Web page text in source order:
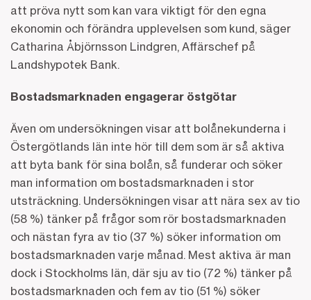
att pröva nytt som kan vara viktigt för den egna
ekonomin och förändra upplevelsen som kund, säger
Catharina Åbjörnsson Lindgren, Affärschef på
Landshypotek Bank.
Bostadsmarknaden engagerar östgötar
Även om undersökningen visar att bolånekunderna i
Östergötlands län inte hör till dem som är så aktiva
att byta bank för sina bolån, så funderar och söker
man information om bostadsmarknaden i stor
utsträckning. Undersökningen visar att nära sex av tio
(58 %) tänker på frågor som rör bostadsmarknaden
och nästan fyra av tio (37 %) söker information om
bostadsmarknaden varje månad. Mest aktiva är man
dock i Stockholms län, där sju av tio (72 %) tänker på
bostadsmarknaden och fem av tio (51 %) söker